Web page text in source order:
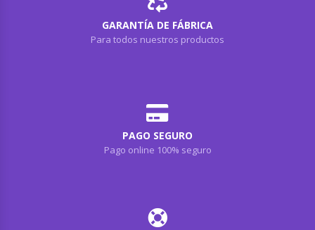
GARANTÍA DE FÁBRICA
Para todos nuestros productos
PAGO SEGURO
Pago online 100% seguro